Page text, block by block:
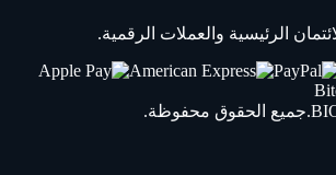
الرئيسية والعملات الرقمية.
.جميع الحقوق محفوظة.